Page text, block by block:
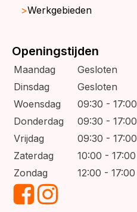
Werkgebieden
Openingstijden
Maandag
Gesloten
Dinsdag
Gesloten
Woensdag
09:30 - 17:00
Donderdag
09:30 - 17:00
Vrijdag
09:30 - 17:00
Zaterdag
10:00 - 17:00
Zondag
12:00 - 17:00